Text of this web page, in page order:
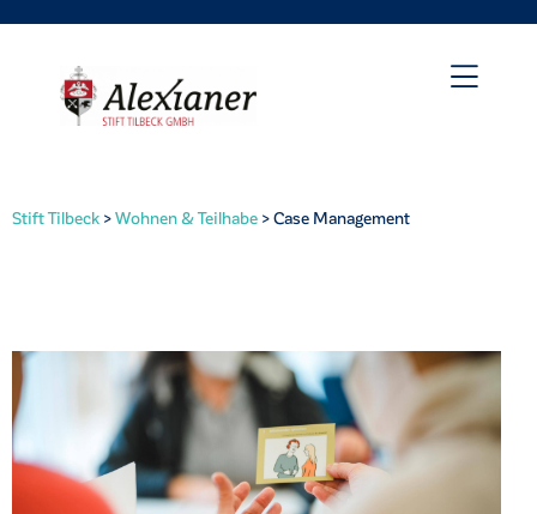
Stift Tilbeck >Wohnen & Teilhabe >Case Management